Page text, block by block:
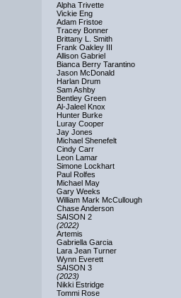
Alpha Trivette
Vickie Eng
Adam Fristoe
Tracey Bonner
Brittany L. Smith
Frank Oakley III
Allison Gabriel
Bianca Berry Tarantino
Jason McDonald
Harlan Drum
Sam Ashby
Bentley Green
Al-Jaleel Knox
Hunter Burke
Luray Cooper
Jay Jones
Michael Shenefelt
Cindy Carr
Leon Lamar
Simone Lockhart
Paul Rolfes
Michael May
Gary Weeks
William Mark McCullough
Chase Anderson
SAISON 2
(2022)
Artemis
Gabriella Garcia
Lara Jean Turner
Wynn Everett
SAISON 3
(2023)
Nikki Estridge
Tommi Rose